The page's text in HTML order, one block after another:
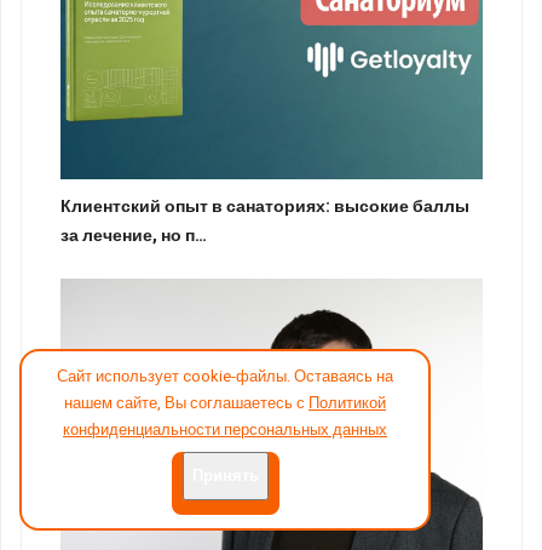
Клиентский опыт в санаториях: высокие баллы
за лечение, но п…
Сайт использует cookie-файлы. Оставаясь на
нашем сайте, Вы соглашаетесь с Политикой
конфиденциальности персональных данных